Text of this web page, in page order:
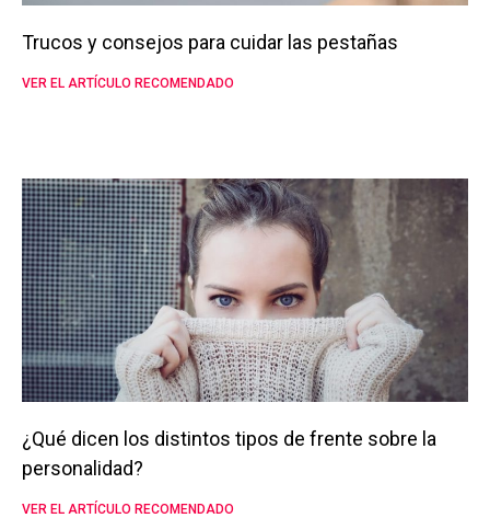
Trucos y consejos para cuidar las pestañas
VER EL ARTÍCULO RECOMENDADO
¿Qué dicen los distintos tipos de frente sobre la
personalidad?
VER EL ARTÍCULO RECOMENDADO